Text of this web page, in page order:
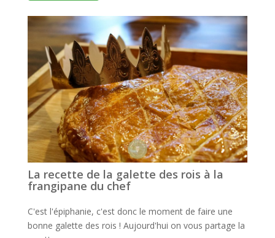
La recette de la galette des rois à la
frangipane du chef
C'est l'épiphanie, c'est donc le moment de faire une
bonne galette des rois ! Aujourd'hui on vous partage la